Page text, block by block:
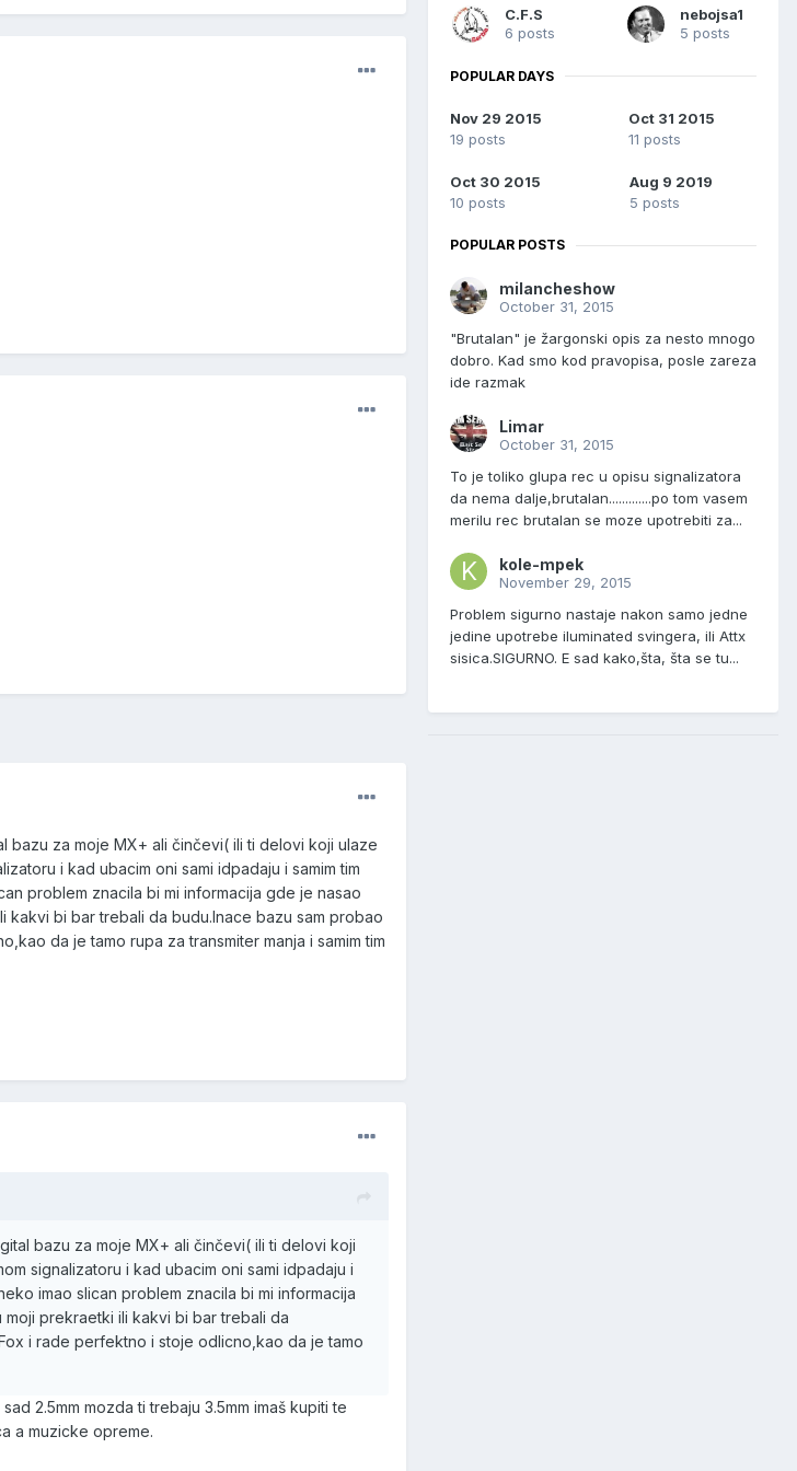
bazu za moje MX+ ali činčevi( ili ti delovi koji ulaze
i kad ubacim oni sami idpadaju i samim tim
problem znacila bi mi informacija gde je nasao
bi bar trebali da budu.Inace bazu sam probao
da je tamo rupa za transmiter manja i samim tim
bazu za moje MX+ ali činčevi( ili ti delovi koji
signalizatoru i kad ubacim oni sami idpadaju i
imao slican problem znacila bi mi informacija
prekraetki ili kakvi bi bar trebali da
i rade perfektno i stoje odlicno,kao da je tamo
2.5mm mozda ti trebaju 3.5mm imaš kupiti te
a muzicke opreme.
C.F.S
6 posts
nebojsa1
5 posts
POPULAR DAYS
Nov 29 2015
19 posts
Oct 31 2015
11 posts
Oct 30 2015
10 posts
Aug 9 2019
5 posts
POPULAR POSTS
milancheshow
October 31, 2015
"Brutalan" je žargonski opis za nesto mnogo
dobro. Kad smo kod pravopisa, posle zareza
ide razmak
Limar
October 31, 2015
To je toliko glupa rec u opisu signalizatora
da nema dalje,brutalan.............po tom vasem
merilu rec brutalan se moze upotrebiti za...
kole-mpek
November 29, 2015
Problem sigurno nastaje nakon samo jedne
jedine upotrebe iluminated svingera, ili Attx
sisica.SIGURNO. E sad kako,šta, šta se tu...